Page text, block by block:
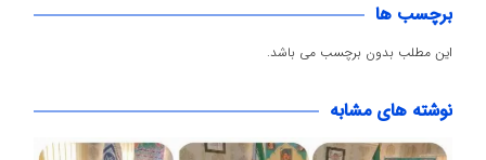
برچسب ها
این مطلب بدون برچسب می باشد.
نوشته های مشابه